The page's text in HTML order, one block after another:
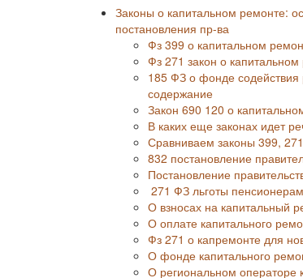
Законы о капитальном ремонте:
постановления пр-ва
Фз 399 о капитальном
Фз 271 закон о
185 ФЗ о фонде
содержание
Закон 690 120 о
В каких еще законах идет
Сравниваем законы 399,
832 постановление
Постановление
271 ФЗ льготы пенсионерам
О взносах на капитальный
О оплате капитального
Фз 271 о капремонте для
О фонде капитального
О региональном операторе